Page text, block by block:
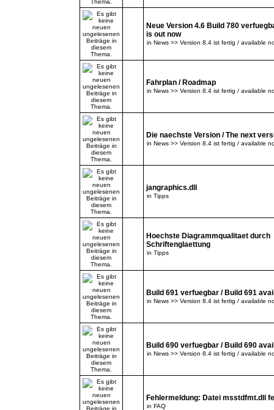
Neue Version 4.6 Build 780
is out now
in News >> Version 8.4 ist fertig / available
Fahrplan / Roadmap
in News >> Version 8.4 ist fertig / available
Die naechste Version / The next
in News >> Version 8.4 ist fertig / available
jangraphics.dll
in Tipps
Hoechste Diagrammqualitaet durch
Schriftenglaettung
in Tipps
Build 691 verfuegbar / Build 691
in News >> Version 8.4 ist fertig / available
Build 690 verfuegbar / Build 690
in News >> Version 8.4 ist fertig / available
Fehlermeldung: Datei msstdfmt.dll
in FAQ